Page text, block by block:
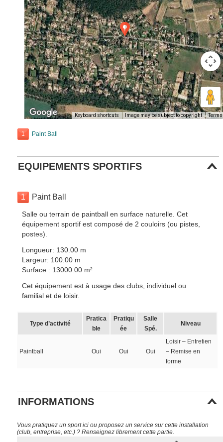
Keyboard shortcuts Image may be subject to copyright Terms
1 Paint Ball
EQUIPEMENTS SPORTIFS
1 Paint Ball
Salle ou terrain de paintball en surface naturelle. Cet
équipement sportif est composé de 2 couloirs (ou pistes,
postes).
Longueur: 130.00 m
Largeur: 100.00 m
Surface : 13000.00 m²
Cet équipement est à usage des clubs, individuel ou
familial et de loisir.
Type d’activité
Pratica
ble
Pratiqu
ée
Salle
Spé.
Niveau
Paintball Oui Oui Oui
Loisir – Entretien
– Remise en
forme
INFORMATIONS
Vous pratiquez un sport ici ou proposez un service sur cette installation
(club, entreprise, etc.) ? Renseignez librement cette partie.